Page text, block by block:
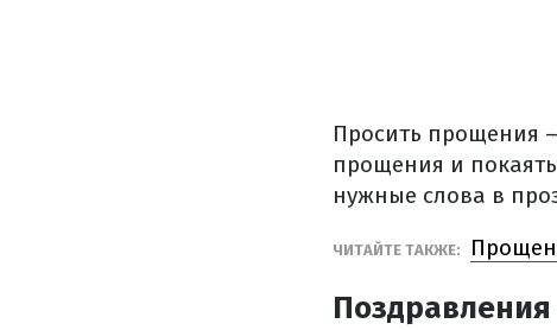
Просить прощения
прощения и
нужные слова в
ЧИТАЙТЕ ТАКЖЕ: